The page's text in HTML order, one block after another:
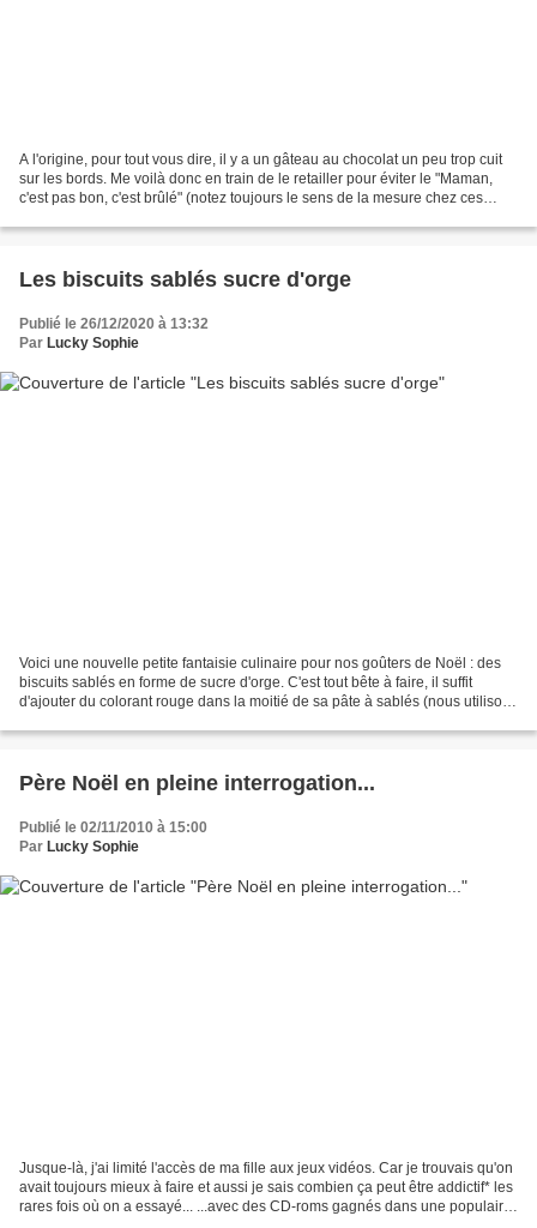
A l'origine, pour tout vous dire, il y a un gâteau au chocolat un peu trop cuit
sur les bords. Me voilà donc en train de le retailler pour éviter le "Maman,
c'est pas bon, c'est brûlé" (notez toujours le sens de la mesure chez ces
Les biscuits sablés sucre d'orge
Publié le 26/12/2020 à 13:32
Par Lucky Sophie
Voici une nouvelle petite fantaisie culinaire pour nos goûters de Noël : des
biscuits sablés en forme de sucre d'orge. C'est tout bête à faire, il suffit
d'ajouter du colorant rouge dans la moitié de sa pâte à sablés (nous utilisons
Père Noël en pleine interrogation...
Publié le 02/11/2010 à 15:00
Par Lucky Sophie
Jusque-là, j'ai limité l'accès de ma fille aux jeux vidéos. Car je trouvais qu'on
avait toujours mieux à faire et aussi je sais combien ça peut être addictif* les
rares fois où on a essayé... ...avec des CD-roms gagnés dans une populaire